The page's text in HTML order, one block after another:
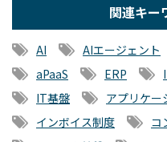
関連キー
AI AIエージェント
aPaaS
ERP
IT基盤
アプリケー
インボイス制度
コ